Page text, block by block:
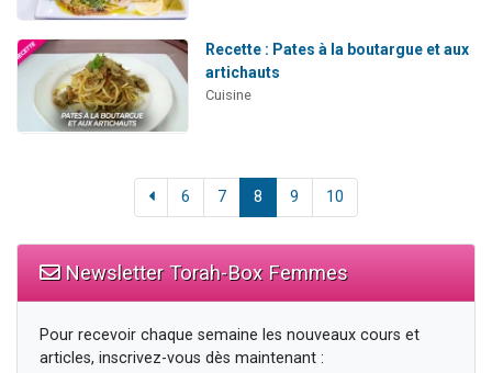
Recette : Pates à la boutargue et aux
artichauts
Cuisine
6 7 8 9 10
Newsletter Torah-Box Femmes
Pour recevoir chaque semaine les nouveaux cours et
articles, inscrivez-vous dès maintenant :